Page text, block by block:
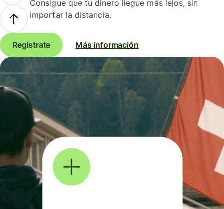
Consigue que tu dinero llegue más lejos, sin
importar la distancia.
Regístrate Más información